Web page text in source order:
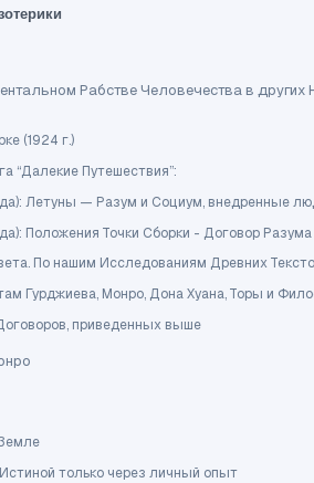
Рабстве Человечества в
(1924 г.)
“Далекие Путешествия”:
Летуны — Разум и Социум, внедренные
Положения Точки Сборки - Договор
По нашим Исследованиям Древних
Гурджиева, Монро, Дона Хуана, Торы и
приведенных выше
только через личный опыт